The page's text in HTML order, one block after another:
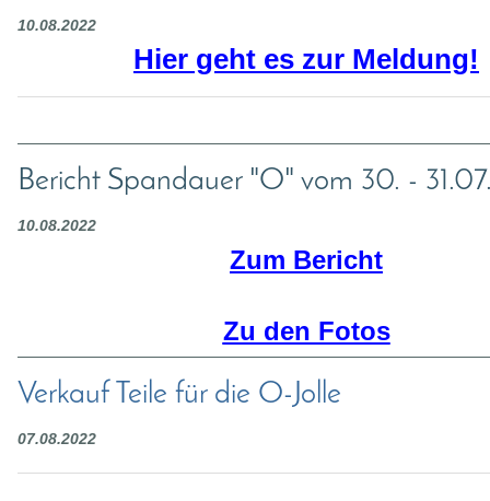
10.08.2022
Hier geht es zur Meldung!
Bericht Spandauer "O" vom 30. -
10.08.2022
Zum Bericht
Zu den Fotos
Verkauf Teile für die O-Jolle
07.08.2022